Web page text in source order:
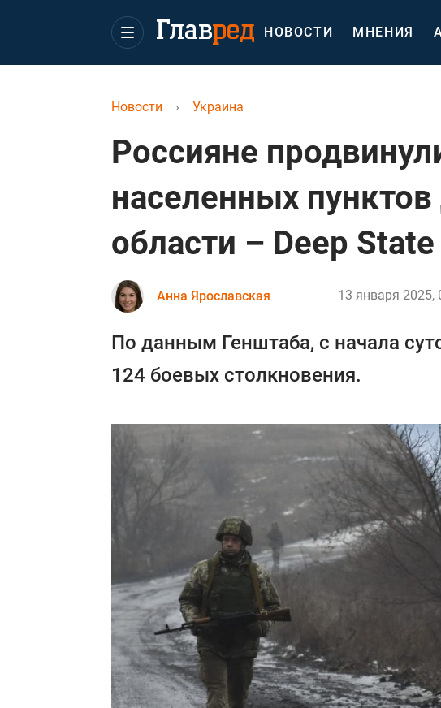
НОВОСТИ МНЕНИЯ
Новости › Украина
Россияне
населенных
области – Deep State
Анна Ярославская 13 января 2025,
По данным Генштаба, с начала
124 боевых столкновения.